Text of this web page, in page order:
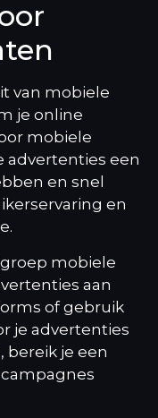
van mobiele
je online
mobiele
advertenties een
en snel
en
mobiele
aan
of gebruik
je advertenties
bereik je een